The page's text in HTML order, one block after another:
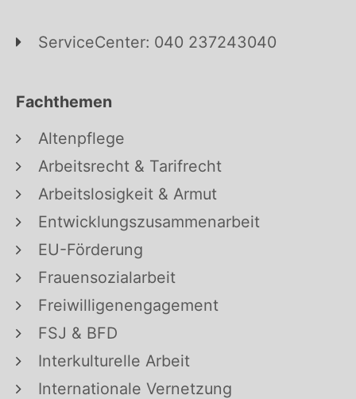
ServiceCenter: 040 237243040
Fachthemen
Altenpflege
Arbeitsrecht & Tarifrecht
Arbeitslosigkeit & Armut
Entwicklungszusammenarbeit
EU-Förderung
Frauensozialarbeit
Freiwilligenengagement
FSJ & BFD
Interkulturelle Arbeit
Internationale Vernetzung